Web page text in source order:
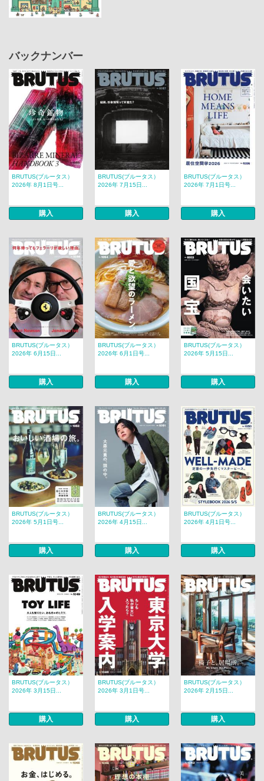
バックナンバー
BRUTUS(ブルータス）
2026年 8月1日号...
購入
BRUTUS(ブルータス）
2026年 7月15日...
購入
BRUTUS(ブルータス）
2026年 7月1日号...
購入
BRUTUS(ブルータス）
2026年 6月15日...
購入
BRUTUS(ブルータス）
2026年 6月1日号...
購入
BRUTUS(ブルータス）
2026年 5月15日...
購入
BRUTUS(ブルータス）
2026年 5月1日号...
購入
BRUTUS(ブルータス）
2026年 4月15日...
購入
BRUTUS(ブルータス）
2026年 4月1日号...
購入
BRUTUS(ブルータス）
2026年 3月15日...
購入
BRUTUS(ブルータス）
2026年 3月1日号...
購入
BRUTUS(ブルータス）
2026年 2月15日...
購入